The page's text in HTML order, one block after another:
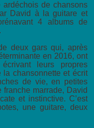
ardéchois de chansons
David à la guitare et
4 albums de
deux gars qui, après
en 2016, ont
leurs propres
la chansonnette et écrit
de vie, en petites
marrade, David
et instinctive. C’est
une guitare, deux